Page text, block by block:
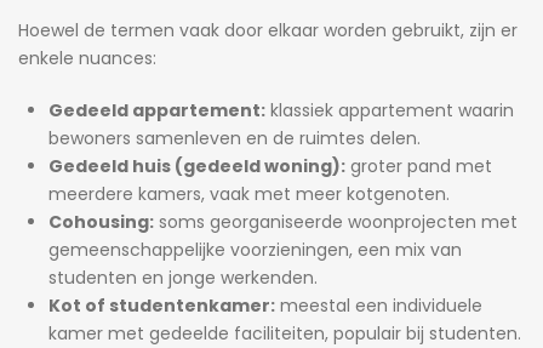
Hoewel de termen vaak door elkaar worden gebruikt, zijn er
enkele nuances:
Gedeeld appartement: klassiek appartement waarin
bewoners samenleven en de ruimtes delen.
Gedeeld huis (gedeeld woning): groter pand met
meerdere kamers, vaak met meer kotgenoten.
Cohousing: soms georganiseerde woonprojecten met
gemeenschappelijke voorzieningen, een mix van
studenten en jonge werkenden.
Kot of studentenkamer: meestal een individuele
kamer met gedeelde faciliteiten, populair bij studenten.